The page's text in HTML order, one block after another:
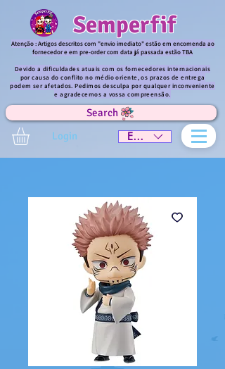
Semperfif
Atenção : Artigos descritos com "envio imediato" estão em encomenda ao
fornecedor e em pre-order com data já passada estão TBA
Devido a dificuldades atuais com os fornecedores internacionais
por causa do conflito no médio oriente, os prazos de entrega
podem ser afetados. Pedimos desculpa por qualquer inconveniente
e agradecemos a vossa compreensão.
Search
Login
EUR (€)